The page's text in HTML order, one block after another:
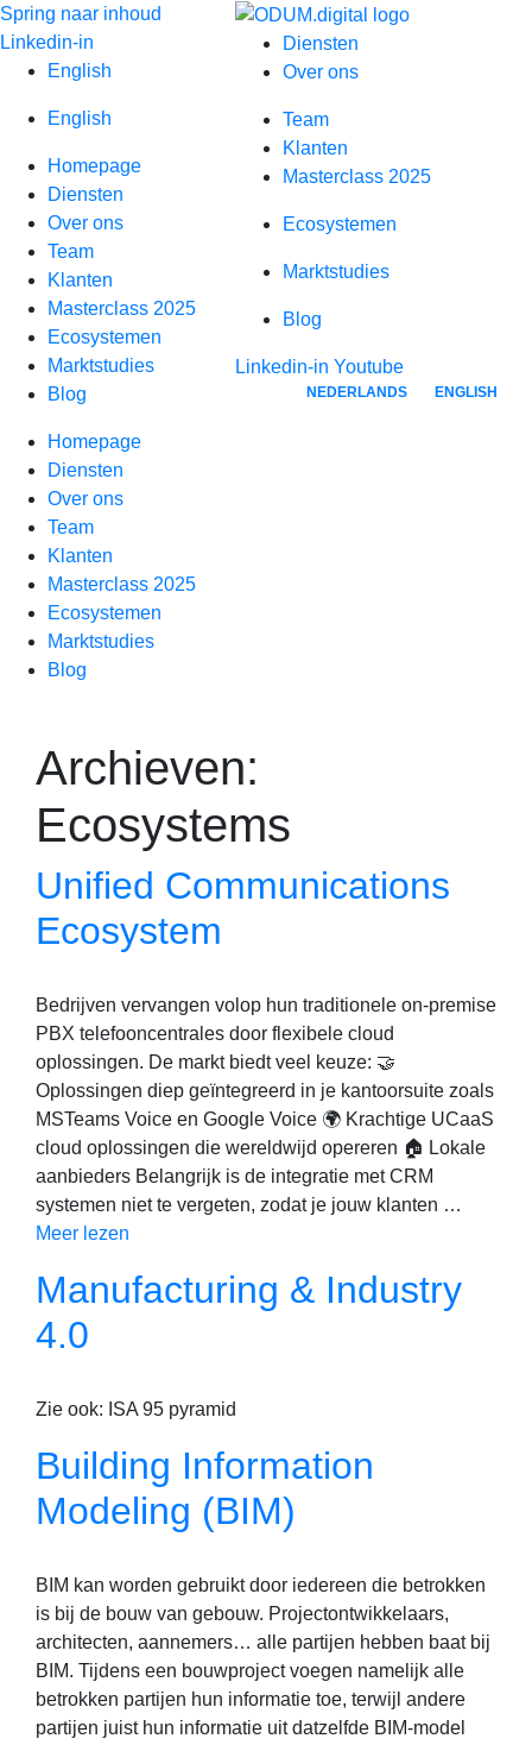
Spring naar inhoud
Diensten
Over ons
Team
Klanten
Masterclass 2025
Ecosystemen
Marktstudies
Blog
Linkedin-in Youtube
NEDERLANDS ENGLISH
Linkedin-in
English
English
Homepage
Diensten
Over ons
Team
Klanten
Masterclass 2025
Ecosystemen
Marktstudies
Blog
Homepage
Diensten
Over ons
Team
Klanten
Masterclass 2025
Ecosystemen
Marktstudies
Blog
Archieven:
Ecosystems
Unified Communications
Ecosystem
Bedrijven vervangen volop hun traditionele on-premise
PBX telefooncentrales door flexibele cloud
oplossingen. De markt biedt veel keuze: 🤝
Oplossingen diep geïntegreerd in je kantoorsuite zoals
MSTeams Voice en Google Voice 🌍 Krachtige UCaaS
cloud oplossingen die wereldwijd opereren 🏠 Lokale
aanbieders Belangrijk is de integratie met CRM
systemen niet te vergeten, zodat je jouw klanten …
Meer lezen
Manufacturing & Industry
4.0
Zie ook: ISA 95 pyramid
Building Information
Modeling (BIM)
BIM kan worden gebruikt door iedereen die betrokken
is bij de bouw van gebouw. Projectontwikkelaars,
architecten, aannemers… alle partijen hebben baat bij
BIM. Tijdens een bouwproject voegen namelijk alle
betrokken partijen hun informatie toe, terwijl andere
partijen juist hun informatie uit datzelfde BIM-model